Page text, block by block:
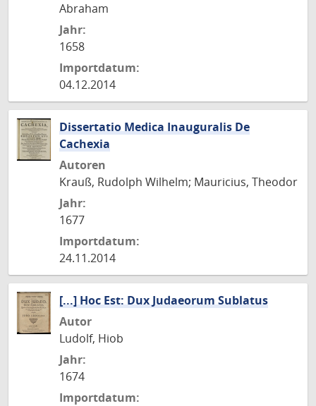
Abraham
Jahr:
1658
Importdatum:
04.12.2014
Dissertatio Medica Inauguralis De
Cachexia
Autoren
Krauß, Rudolph Wilhelm; Mauricius, Theodor
Jahr:
1677
Importdatum:
24.11.2014
[...] Hoc Est: Dux Judaeorum Sublatus
Autor
Ludolf, Hiob
Jahr:
1674
Importdatum: